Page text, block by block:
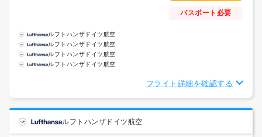
パスポート必要
ルフトハンザドイツ航空
ルフトハンザドイツ航空
ルフトハンザドイツ航空
ルフトハンザドイツ航空
フライト詳細を確認する
ルフトハンザドイツ航空